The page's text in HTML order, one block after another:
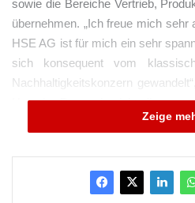
sowie die Bereiche Vertrieb,
übernehmen. „Ich freue mich sehr
HSE AG ist für mich ein sehr
sich konsequent vom
Nachhaltigkeitskonzern
Hertwig. Dennoch sieht die neue
die Umbrüche in der
ein für moderne Gaskraftwerke
ein harter Preiswettbewerb
Zeige